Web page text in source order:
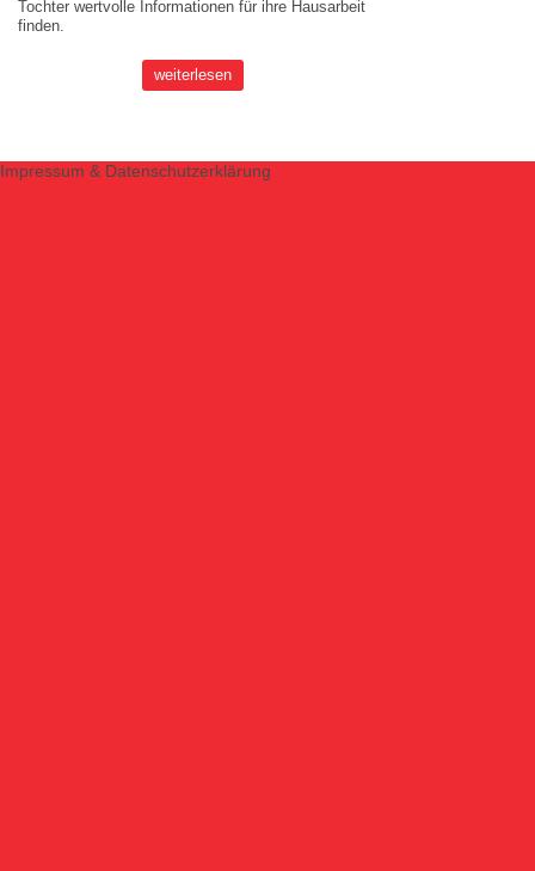
Tochter wertvolle Informationen für ihre Hausarbeit
finden.
weiterlesen
Impressum & Datenschutzerklärung